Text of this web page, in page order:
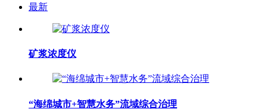
最新
矿浆浓度仪
“海绵城市+智慧水务”流域综合治理